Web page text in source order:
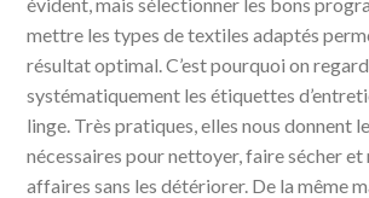
mettre les types de textiles adaptés
résultat optimal. C’est pourquoi on
systématiquement les étiquettes
linge. Très pratiques, elles nous donnent
nécessaires pour nettoyer, faire sécher et
affaires sans les détériorer. De la même